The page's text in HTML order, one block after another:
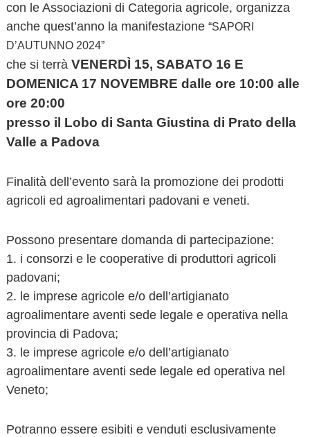
o
v
con le Associazioni di Categoria agricole, organizza
anche quest’anno la manifestazione “SAPORI
D’AUTUNNO 2024”
che si terrà VENERDÌ 15, SABATO 16 E
DOMENICA 17 NOVEMBRE dalle ore 10:00 alle
ore 20:00
presso il Lobo di Santa Giustina di Prato della
Valle a Padova
Finalità dell’evento sarà la promozione dei prodotti
agricoli ed agroalimentari padovani e veneti.
Possono presentare domanda di partecipazione:
1. i consorzi e le cooperative di produttori agricoli
padovani;
2. le imprese agricole e/o dell’artigianato
agroalimentare aventi sede legale e operativa nella
provincia di Padova;
3. le imprese agricole e/o dell’artigianato
agroalimentare aventi sede legale ed operativa nel
Veneto;
Potranno essere esibiti e venduti esclusivamente